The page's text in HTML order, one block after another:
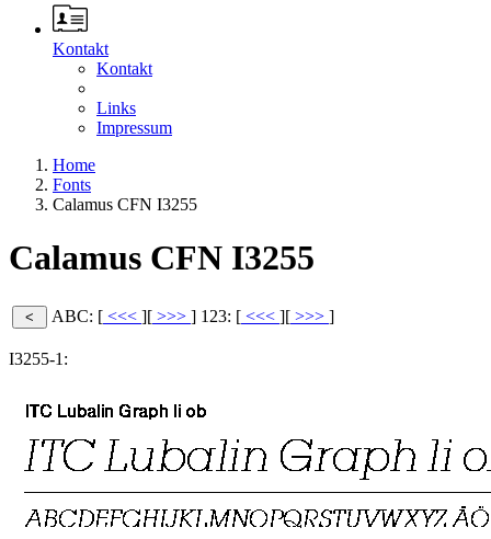
Kontakt
Kontakt
Links
Impressum
Home
Fonts
Calamus CFN I3255
Calamus CFN I3255
ABC: [ <<< ][ >>> ] 123: [ <<< ][ >>> ]
I3255-1: